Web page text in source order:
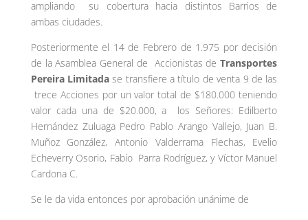
ampliando su cobertura hacia distintos Barrios de
ambas ciudades.
Posteriormente el 14 de Febrero de 1.975 por decisión
de la Asamblea General de Accionistas deTransportes
Pereira Limitada se transfiere a título de venta 9 de las
trece Acciones por un valor total de $180.000 teniendo
valor cada una de $20.000, a los Señores: Edilberto
Hernández Zuluaga Pedro Pablo Arango Vallejo, Juan B.
Muñoz González, Antonio Valderrama Flechas, Evelio
Echeverry Osorio, Fabio Parra Rodríguez, y Víctor Manuel
Cardona C.
Se le da vida entonces por aprobación unánime de